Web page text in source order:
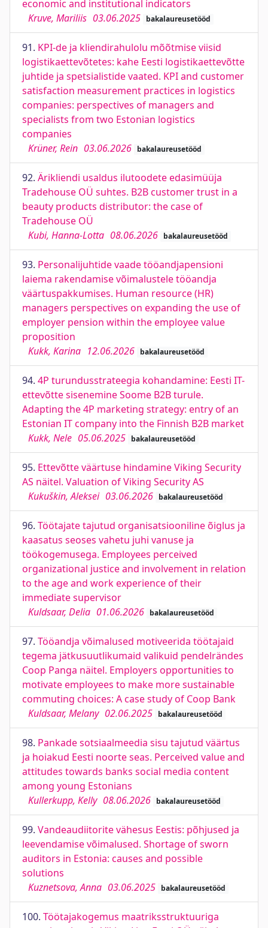
economic and institutional indicators
Kruve, Mariliis 03.06.2025 bakalaureusetööd
91. KPI-de ja kliendirahulolu mõõtmise viisid
logistikaettevõtetes: kahe Eesti logistikaettevõtte
juhtide ja spetsialistide vaated. KPI and customer
satisfaction measurement practices in logistics
companies: perspectives of managers and
specialists from two Estonian logistics
companies
Krüner, Rein 03.06.2026 bakalaureusetööd
92. Ärikliendi usaldus ilutoodete edasimüüja
Tradehouse OÜ suhtes. B2B customer trust in a
beauty products distributor: the case of
Tradehouse OÜ
Kubi, Hanna-Lotta 08.06.2026 bakalaureusetööd
93. Personalijuhtide vaade tööandjapensioni
laiema rakendamise võimalustele tööandja
väärtuspakkumises. Human resource (HR)
managers perspectives on expanding the use of
employer pension within the employee value
proposition
Kukk, Karina 12.06.2026 bakalaureusetööd
94. 4P turundusstrateegia kohandamine: Eesti IT-
ettevõtte sisenemine Soome B2B turule.
Adapting the 4P marketing strategy: entry of an
Estonian IT company into the Finnish B2B market
Kukk, Nele 05.06.2025 bakalaureusetööd
95. Ettevõtte väärtuse hindamine Viking Security
AS näitel. Valuation of Viking Security AS
Kukuškin, Aleksei 03.06.2026 bakalaureusetööd
96. Töötajate tajutud organisatsiooniline õiglus ja
kaasatus seoses vahetu juhi vanuse ja
töökogemusega. Employees perceived
organizational justice and involvement in relation
to the age and work experience of their
immediate supervisor
Kuldsaar, Delia 01.06.2026 bakalaureusetööd
97. Tööandja võimalused motiveerida töötajaid
tegema jätkusuutlikumaid valikuid pendelrändes
Coop Panga näitel. Employers opportunities to
motivate employees to make more sustainable
commuting choices: A case study of Coop Bank
Kuldsaar, Melany 02.06.2025 bakalaureusetööd
98. Pankade sotsiaalmeedia sisu tajutud väärtus
ja hoiakud Eesti noorte seas. Perceived value and
attitudes towards banks social media content
among young Estonians
Kullerkupp, Kelly 08.06.2026 bakalaureusetööd
99. Vandeaudiitorite vähesus Eestis: põhjused ja
leevendamise võimalused. Shortage of sworn
auditors in Estonia: causes and possible
solutions
Kuznetsova, Anna 03.06.2025 bakalaureusetööd
100. Töötajakogemus maatriksstruktuuriga